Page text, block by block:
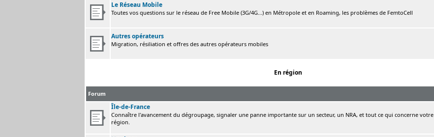
Le Réseau Mobile
Toutes vos questions sur le réseau de Free Mobile (3G/4G...) en Métropole et en Roaming, les problèmes de FemtoCell
Autres opérateurs
Migration, résiliation et offres des autres opérateurs mobiles
En région
Forum
Île-de-France
Connaître l'avancement du dégroupage, signaler une panne importante sur un secteur, un NRA, et tout ce qui concerne votre
région.